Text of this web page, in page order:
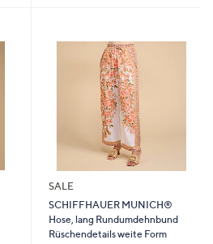
SALE
SCHIFFHAUER MUNICH®
Hose, lang Rundumdehnbund
Rüschendetails weite Form